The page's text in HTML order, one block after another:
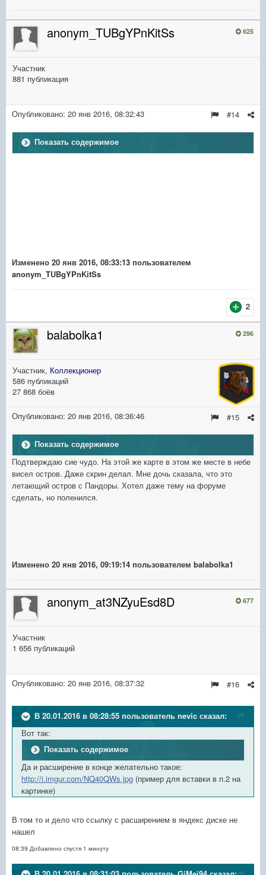
625
anonym_TUBgYPnKitSs
Участник
881 публикация
#14
Опубликовано: 20 янв 2016, 08:32:43
Показать содержимое
Изменено 20 янв 2016, 08:33:13 пользователем
anonym_TUBgYPnKitSs
2
296
balabolka1
Участник, Коллекционер
586 публикаций
27 868 боёв
#15
Опубликовано: 20 янв 2016, 08:36:46
Показать содержимое
Подтверждаю сие чудо. На этой же карте в этом же месте в небе
висел остров. Даже скрин делал. Мне дочь сказала, что это
летающий остров с Пандоры. Хотел даже тему на форуме
сделать, но поленился.
Изменено 20 янв 2016, 09:19:14 пользователем balabolka1
677
anonym_at3NZyuEsd8D
Участник
1 656 публикаций
#16
Опубликовано: 20 янв 2016, 08:37:32
В 20.01.2016 в 08:28:55 пользователь nevic сказал:
Вот так:
Показать содержимое
Да и расширение в конце желательно такое:
http://i.imgur.com/NQ40QWs.jpg (пример для вставки в п.2 на
картинке)
В том то и дело что ссылку с расширением в яндекс диске не
нашел
08:39 Добавлено спустя 1 минуту